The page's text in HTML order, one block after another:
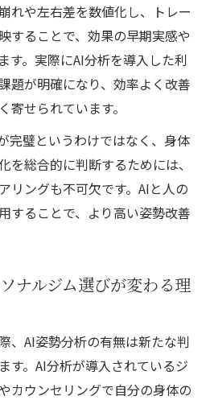
れや左右差を数値化し、トレー
することで、効果の早期実感や
す。実際にAI分析を導入した利
題が明確になり、効率よく改善
寄せられています。
完璧というわけではなく、身体
を総合的に判断するためには、
リングも不可欠です。AIと人の
することで、より高い姿勢改善
ナルジム選びが変わる理
、AI姿勢分析の有無は新たな判
す。AI分析が導入されているジ
カウンセリングで自分の身体の